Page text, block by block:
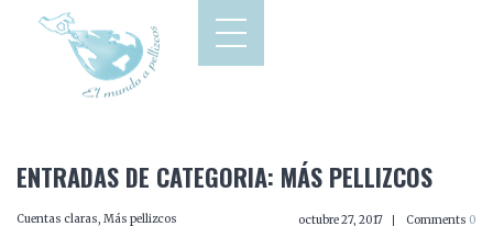
ENTRADAS DE CATEGORIA: MÁS PELLIZCOS
Cuentas claras, Más pellizcos octubre 27, 2017 Comments 0